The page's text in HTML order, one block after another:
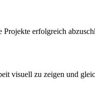
erfolgreich
visuell zu zeigen und